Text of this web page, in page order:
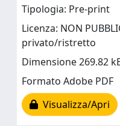
Tipologia: Pre-print
Licenza: NON
privato/ristretto
Dimensione 269.82
Formato Adobe PDF
Visualizza/Apri